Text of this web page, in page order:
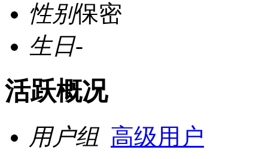
性别保密
生日-
活跃概况
用户组 高级用户